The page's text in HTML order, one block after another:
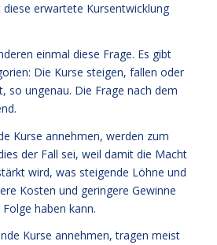
erwartete Kursentwicklung
einmal diese Frage. Es gibt
Die Kurse steigen, fallen oder
so ungenau. Die Frage nach dem
Kurse annehmen, werden zum
der Fall sei, weil damit die Macht
wird, was steigende Löhne und
Kosten und geringere Gewinne
haben kann.
Kurse annehmen, tragen meist